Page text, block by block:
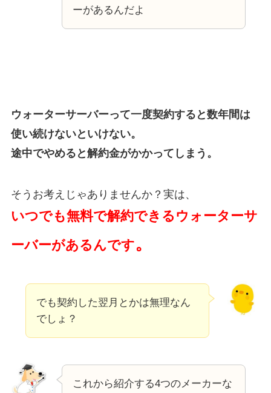
ーがあるんだよ
ウォーターサーバーって一度契約すると数年間は
使い続けないといけない。
途中でやめると解約金がかかってしまう。
そうお考えじゃありませんか？実は、
いつでも無料で解約できるウォーターサ
ーバーがあるんです。
でも契約した翌月とかは無理なん
でしょ？
これから紹介する4つのメーカーな